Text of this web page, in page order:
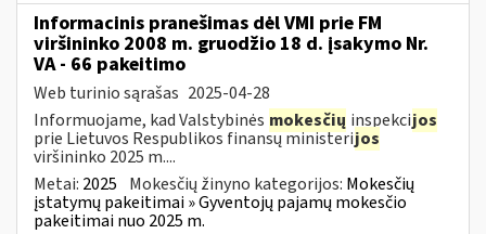
Informacinis pranešimas dėl VMI prie FM
viršininko 2008 m. gruodžio 18 d. įsakymo Nr.
VA - 66 pakeitimo
Web turinio sąrašas 2025-04-28
Informuojame, kad Valstybinės mokesčių inspekcijos
prie Lietuvos Respublikos finansų ministerijos
viršininko 2025 m....
Metai: 2025 Mokesčių žinyno kategorijos: Mokesčių
įstatymų pakeitimai » Gyventojų pajamų mokesčio
pakeitimai nuo 2025 m.